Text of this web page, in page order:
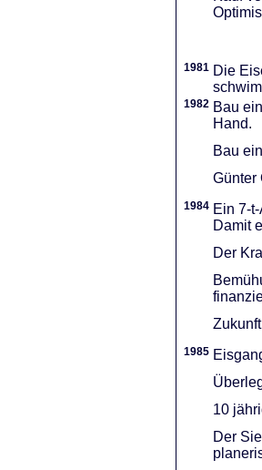
1981 Die
1982 Bau
Hand.
Bau
Günter
1984 Ein 7-
Damit
Der
1985
10
Der